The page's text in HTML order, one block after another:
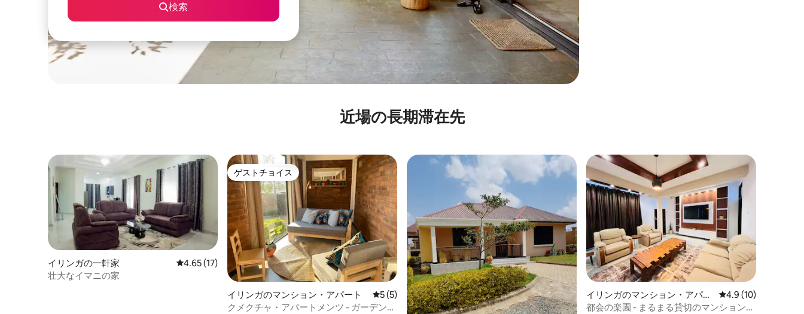
検索
近場の長期滞在先
イリンガの一軒家 レビュー17件、5つ星中4.65つ星の平均評価
4.65 (17)
壮大なイマニの家
ゲストチョイス
ゲストチョイス
イリンガのマンション・アパート レビュー5件、5つ星中5つ星の平均評価
5 (5)
クメクチャ・アパートメンツ - ガーデンビ
イリンガのマンション・アパー
ト
レビュー10件、5つ
4.9 (10)
都会の楽園 - まるまる貸切のマンション・